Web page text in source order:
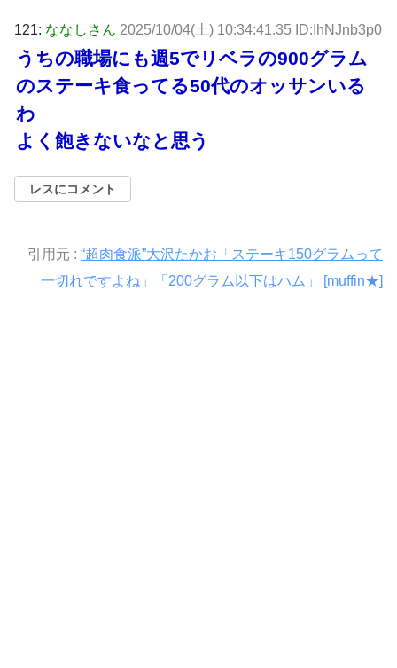
121: ななしさん 2025/10/04(土) 10:34:41.35 ID:IhNJnb3p0
うちの職場にも週5でリベラの900グラム
のステーキ食ってる50代のオッサンいる
わ
よく飽きないなと思う
レスにコメント
引用元 : “超肉食派”大沢たかお「ステーキ150グラムって
一切れですよね」「200グラム以下はハム」 [muffin★]